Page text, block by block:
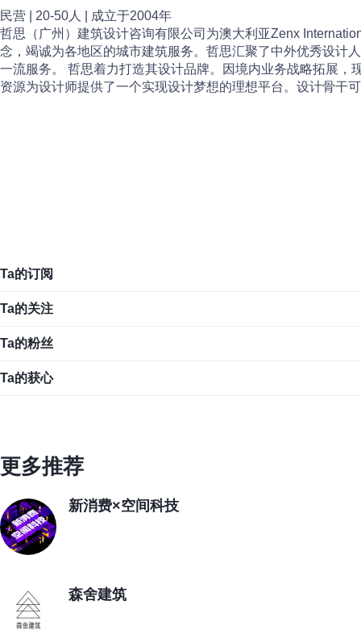
民营 | 20-50人 | 成立于2004年
哲思（广州）建筑设计咨询有限公司为澳大利亚Zenx
念，竭诚为各地区的城市建筑服务。哲思汇聚了中外优秀设计
一流服务。 哲思着力打造其设计品牌。因境内业务战略拓展
资源为设计师提供了一个实现设计梦想的理想平台。设计骨干
Ta的订阅
Ta的关注
Ta的粉丝
Ta的获心
更多推荐
新消费×空间科技
森舍建筑